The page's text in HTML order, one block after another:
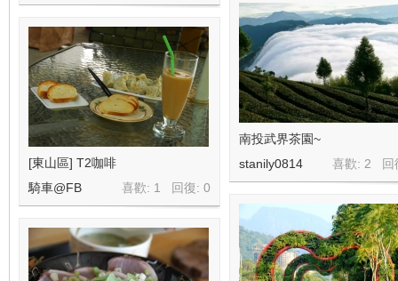
南投武界茶園~
喜歡: 2 回
stanily0814
[東山區] T2咖啡
喜歡: 1 回復: 0
騎車@FB